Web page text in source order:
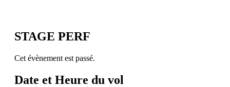
STAGE PERF
Cet évènement est passé.
Date et Heure du vol